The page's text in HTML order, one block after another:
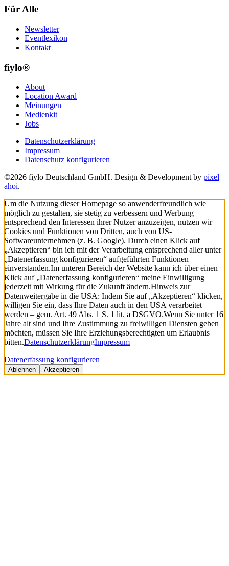
Für Alle
Newsletter
Eventlexikon
Kontakt
fiylo®
About
Location Award
Meinungen
Medienkit
Jobs
Datenschutzerklärung
Impressum
Datenschutz konfigurieren
©2026 fiylo Deutschland GmbH. Design & Development by pixel
ahoi.
Um die Nutzung dieser Homepage so anwenderfreundlich wie
möglich zu gestalten, sie stetig zu verbessern und Werbung
entsprechend den Interessen ihrer Nutzer anzuzeigen, nutzen wir
Cookies und Funktionen von Dritten, auch von US-
Softwareunternehmen (z. B. Google). Durch einen Klick auf
„Akzeptieren“ bin ich mit der Verarbeitung entsprechend aller unter
„Datenerfassung konfigurieren“ aufgeführten Funktionen
einverstanden.Im unteren Bereich der Website kann ich über einen
Klick auf „Datenerfassung konfigurieren“ meine Einwilligung
jederzeit mit Wirkung für die Zukunft ändern.Hinweis zur
Datenweitergabe in die USA: Indem Sie auf „Akzeptieren“ klicken,
willigen Sie ein, dass Ihre Daten auch in den USA verarbeitet
werden – gem. Art. 49 Abs. 1 S. 1 lit. a DSGVO.Wenn Sie unter 16
Jahre alt sind und Ihre Zustimmung zu freiwilligen Diensten geben
möchten, müssen Sie Ihre Erziehungsberechtigten um Erlaubnis
bitten.DatenschutzerklärungImpressum
Datenerfassung konfigurieren
Ablehnen Akzeptieren